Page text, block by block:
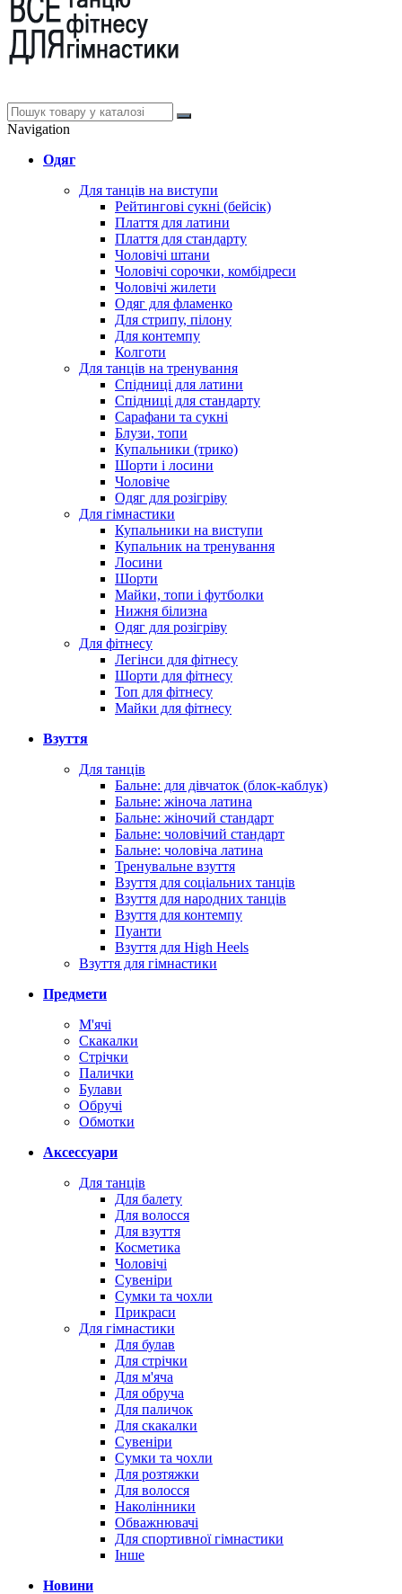
Navigation
Одяг
Для танців на виступи
Рейтингові сукні (бейсік)
Плаття для латини
Плаття для стандарту
Чоловічі штани
Чоловічі сорочки, комбідреси
Чоловічі жилети
Одяг для фламенко
Для стрипу, пілону
Для контемпу
Колготи
Для танців на тренування
Спідниці для латини
Спідниці для стандарту
Сарафани та сукні
Блузи, топи
Купальники (трико)
Шорти і лосини
Чоловіче
Одяг для розігріву
Для гімнастики
Купальники на виступи
Купальник на тренування
Лосини
Шорти
Майки, топи і футболки
Нижня білизна
Одяг для розігріву
Для фітнесу
Легінси для фітнесу
Шорти для фітнесу
Топ для фітнесу
Майки для фітнесу
Взуття
Для танців
Бальне: для дівчаток (блок-каблук)
Бальне: жіноча латина
Бальне: жіночий стандарт
Бальне: чоловічий стандарт
Бальне: чоловіча латина
Тренувальне взуття
Взуття для соціальних танців
Взуття для народних танців
Взуття для контемпу
Пуанти
Взуття для High Heels
Взуття для гімнастики
Предмети
М'ячі
Скакалки
Стрічки
Палички
Булави
Обручі
Обмотки
Аксессуари
Для танців
Для балету
Для волосся
Для взуття
Косметика
Чоловічі
Сувеніри
Сумки та чохли
Прикраси
Для гімнастики
Для булав
Для стрічки
Для м'яча
Для обруча
Для паличок
Для скакалки
Сувеніри
Сумки та чохли
Для розтяжки
Для волосся
Наколінники
Обважнювачі
Для спортивної гімнастики
Інше
Новини